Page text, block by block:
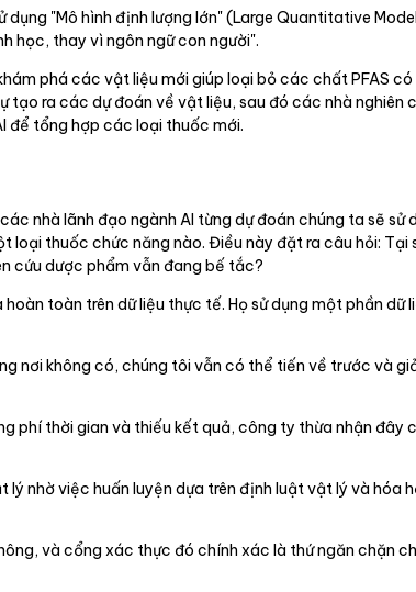
"Mô hình định lượng lớn" (Large Quantitative
học, thay vì ngôn ngữ con người".
phá các vật liệu mới giúp loại bỏ các chất PFAS
ra các dự đoán về vật liệu, sau đó các nhà nghiên
để tổng hợp các loại thuốc mới.
nhà lãnh đạo ngành AI từng dự đoán chúng ta sẽ
loại thuốc chức năng nào. Điều này đặt ra câu hỏi:
cứu dược phẩm vẫn đang bế tắc?
toàn trên dữ liệu thực tế. Họ sử dụng một phần
nơi không có, chúng tôi vẫn có thể tiến về trước và
phí thời gian và thiếu kết quả, công ty thừa nhận đây
nhờ việc huấn luyện dựa trên định luật vật lý và hóa
và cổng xác thực đó chính xác là thứ ngăn chặn